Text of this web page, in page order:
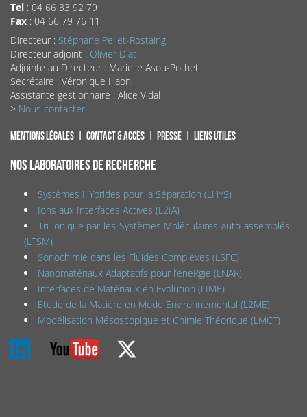
Tel : 04 66 33 92 79
Fax : 04 66 79 76 11
Directeur : Stéphane Pellet-Rostaing
Directeur adjoint : Olivier Diat
Adjointe au Directeur : Marielle Asou-Pothet
Secrétaire : Véronique Haon
Assistante gestionnaire : Alice Vidal
> Nous contacter
Mentions légales Contact & accès Presse Liens utiles
NOS LABORATOIRES DE RECHERCHE
Systèmes HYbrides pour la Séparation (LHYS)
Ions aux Interfaces Actives (L2IA)
Tri ionique par les Systèmes Moléculaires auto-assemblés
(LTSM)
Sonochimie dans les Fluides Complexes (LSFC)
Nanomatériaux Adaptatifs pour l’éneRgie (LNAR)
Interfaces de Matériaux en Evolution (LIME)
Etude de la Matière en Mode Environnemental (L2ME)
Modélisation Mésoscopique et Chimie Théorique (LMCT)